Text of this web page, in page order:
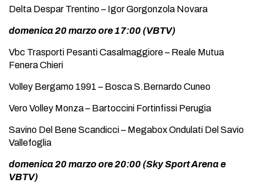
Delta Despar Trentino – Igor Gorgonzola Novara
domenica 20 marzo ore 17:00 (VBTV)
Vbc Trasporti Pesanti Casalmaggiore – Reale Mutua
Fenera Chieri
Volley Bergamo 1991 – Bosca S.Bernardo Cuneo
Vero Volley Monza – Bartoccini Fortinfissi Perugia
Savino Del Bene Scandicci – Megabox Ondulati Del Savio
Vallefoglia
domenica 20 marzo ore 20:00 (Sky Sport Arena e
VBTV)